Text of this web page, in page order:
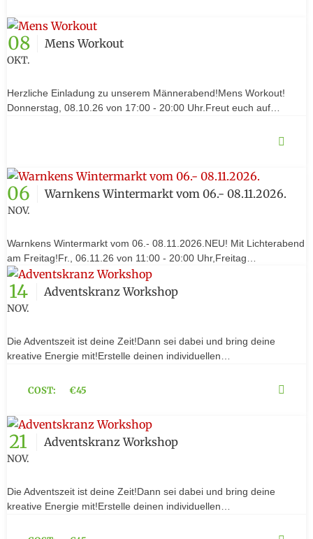
08
OKT.
Mens Workout
Herzliche Einladung zu unserem Männerabend!Mens Workout!
Donnerstag, 08.10.26 von 17:00 - 20:00 Uhr.Freut euch auf…
06
NOV.
Warnkens Wintermarkt vom 06.- 08.11.2026.
Warnkens Wintermarkt vom 06.- 08.11.2026.NEU! Mit Lichterabend
am Freitag!Fr., 06.11.26 von 11:00 - 20:00 Uhr,Freitag…
14
NOV.
Adventskranz Workshop
Die Adventszeit ist deine Zeit!Dann sei dabei und bring deine
kreative Energie mit!Erstelle deinen individuellen…
COST: €45
21
NOV.
Adventskranz Workshop
Die Adventszeit ist deine Zeit!Dann sei dabei und bring deine
kreative Energie mit!Erstelle deinen individuellen…